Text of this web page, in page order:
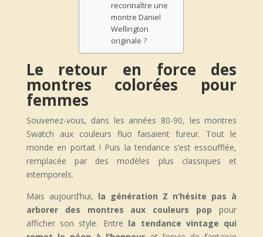
reconnaître une
montre Daniel
Wellington
originale ?
Le retour en force des
montres colorées pour
femmes
Souvenez-vous, dans les années 80-90, les montres
Swatch aux couleurs fluo faisaient fureur. Tout le
monde en portait ! Puis la tendance s’est essoufflée,
remplacée par des modèles plus classiques et
intemporels.
Mais aujourd’hui, la génération Z n’hésite pas à
arborer des montres aux couleurs pop pour
afficher son style. Entre la tendance vintage qui